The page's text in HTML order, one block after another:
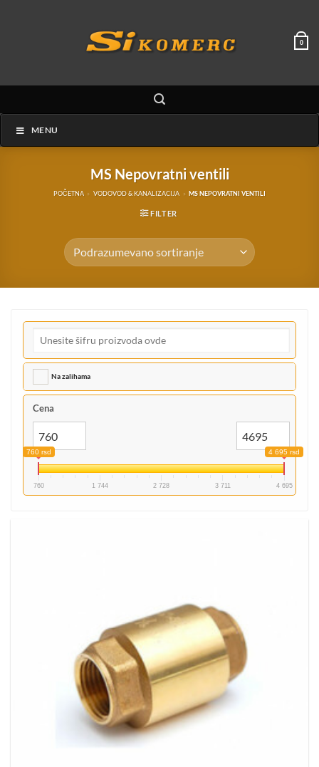
0
MENU
MS Nepovratni ventili
POČETNA » VODOVOD & KANALIZACIJA » MS NEPOVRATNI VENTILI
FILTER
Na zalihama
Cena
760 rsd 4 695 rsd
760 1 744 2 728 3 711 4 695